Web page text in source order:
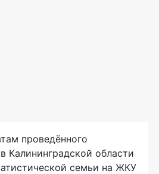
проведённого
Калининградской области
семьи на ЖКУ